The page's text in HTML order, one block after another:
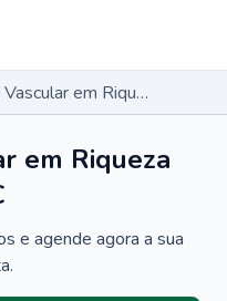
Cirurgião Vascular em Riqueza - SC
em Riqueza
e agende agora a sua